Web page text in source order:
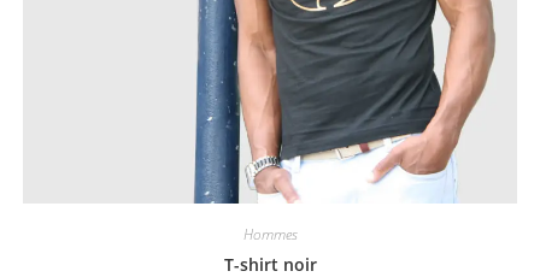
Hommes
T-shirt noir